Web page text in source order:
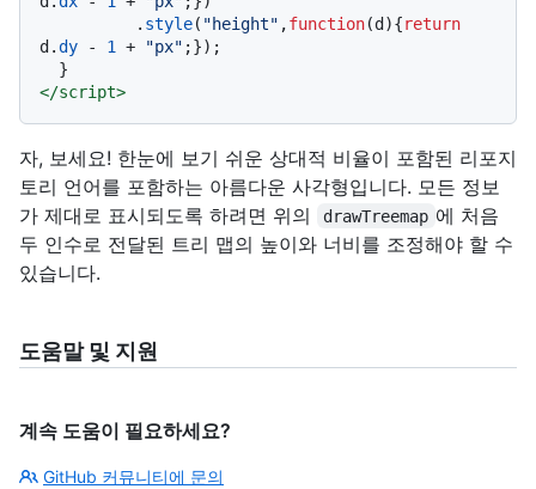
          .
style( "height" ,function(d ){return
d.dy - 1 + "px" ;});
</script>
자, 보세요! 한눈에 보기 쉬운 상대적 비율이 포함된 리포지
토리 언어를 포함하는 아름다운 사각형입니다. 모든 정보
가 제대로 표시되도록 하려면 위의
drawTreemap 에 처음
두 인수로 전달된 트리 맵의 높이와 너비를 조정해야 할 수
있습니다.
도움말 및 지원
계속 도움이 필요하세요?
GitHub 커뮤니티에 문의